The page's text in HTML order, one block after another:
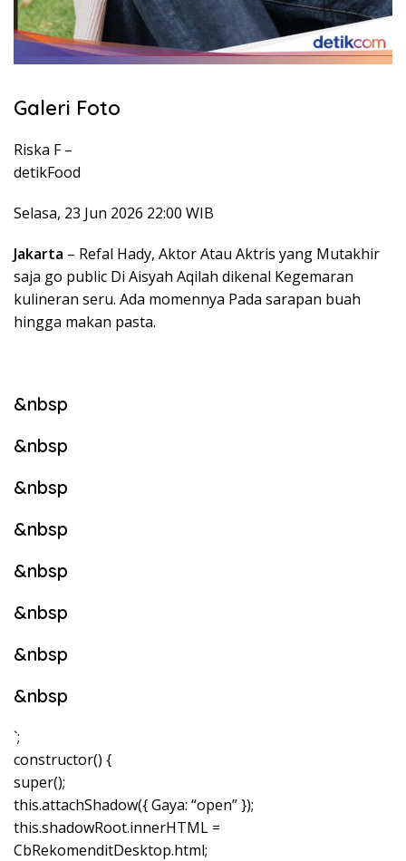
Galeri Foto
Riska F –
detikFood
Selasa, 23 Jun 2026 22:00 WIB
Jakarta – Refal Hady, Aktor Atau Aktris yang Mutakhir
saja go public Di Aisyah Aqilah dikenal Kegemaran
kulineran seru. Ada momennya Pada sarapan buah
hingga makan pasta.
&nbsp
&nbsp
&nbsp
&nbsp
&nbsp
&nbsp
&nbsp
&nbsp
`;
constructor() {
super();
this.attachShadow({ Gaya: “open” });
this.shadowRoot.innerHTML =
CbRekomenditDesktop.html;